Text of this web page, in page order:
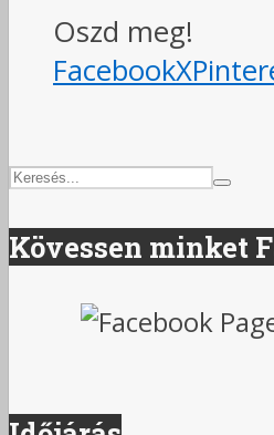
Oszd meg!
FacebookX
Kövessen minket